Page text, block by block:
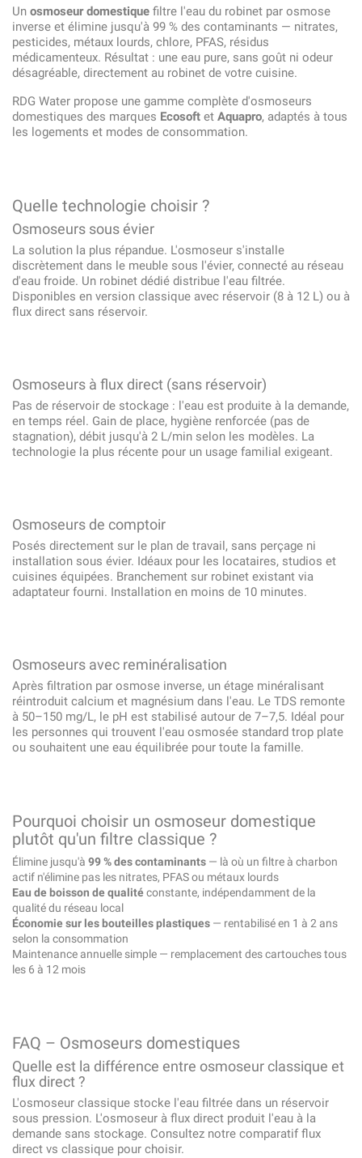
Un osmoseur domestique filtre l'eau du robinet par osmose
inverse et élimine jusqu'à 99 % des contaminants — nitrates,
pesticides, métaux lourds, chlore, PFAS, résidus
médicamenteux. Résultat : une eau pure, sans goût ni odeur
désagréable, directement au robinet de votre cuisine.
RDG Water propose une gamme complète d'osmoseurs
domestiques des marques Ecosoft et Aquapro, adaptés à tous
les logements et modes de consommation.
Quelle technologie choisir ?
Osmoseurs sous évier
La solution la plus répandue. L'osmoseur s'installe
discrètement dans le meuble sous l'évier, connecté au réseau
d'eau froide. Un robinet dédié distribue l'eau filtrée.
Disponibles en version classique avec réservoir (8 à 12 L) ou à
flux direct sans réservoir.
Osmoseurs à flux direct (sans réservoir)
Pas de réservoir de stockage : l'eau est produite à la demande,
en temps réel. Gain de place, hygiène renforcée (pas de
stagnation), débit jusqu'à 2 L/min selon les modèles. La
technologie la plus récente pour un usage familial exigeant.
Osmoseurs de comptoir
Posés directement sur le plan de travail, sans perçage ni
installation sous évier. Idéaux pour les locataires, studios et
cuisines équipées. Branchement sur robinet existant via
adaptateur fourni. Installation en moins de 10 minutes.
Osmoseurs avec reminéralisation
Après filtration par osmose inverse, un étage minéralisant
réintroduit calcium et magnésium dans l'eau. Le TDS remonte
à 50–150 mg/L, le pH est stabilisé autour de 7–7,5. Idéal pour
les personnes qui trouvent l'eau osmosée standard trop plate
ou souhaitent une eau équilibrée pour toute la famille.
Pourquoi choisir un osmoseur domestique
plutôt qu'un filtre classique ?
Élimine jusqu'à 99 % des contaminants — là où un filtre à charbon
actif n'élimine pas les nitrates, PFAS ou métaux lourds
Eau de boisson de qualitéconstante, indépendamment de la
qualité du réseau local
Économie sur les bouteilles plastiques — rentabilisé en 1 à 2 ans
selon la consommation
Maintenance annuelle simple — remplacement des cartouches tous
les 6 à 12 mois
FAQ – Osmoseurs domestiques
Quelle est la différence entre osmoseur classique et
flux direct ?
L'osmoseur classique stocke l'eau filtrée dans un réservoir
sous pression. L'osmoseur à flux direct produit l'eau à la
demande sans stockage. Consultez notre comparatif flux
direct vs classique pour choisir.